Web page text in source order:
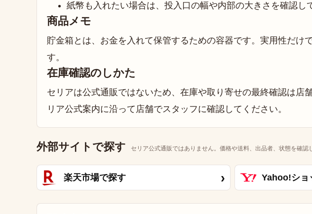
紙幣も入れたい場合は、投入口の幅や内部の大きさを確認し
商品メモ
貯金箱とは、お金を入れて保管するための容器です。実用性だけ
す。
在庫確認のしかた
セリアは公式通販ではないため、在庫や取り寄せの最終確認は
リア公式案内に沿って店舗でスタッフに確認してください。
外部サイトで探す セリア公式通販ではありません。価格や送料、出品者、状態を確認
楽天市場で探す › Yahoo!ショ